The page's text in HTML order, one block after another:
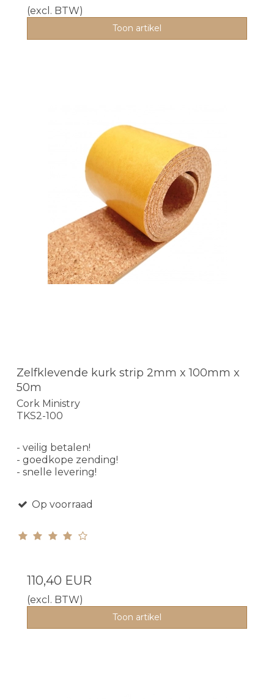
(excl. BTW)
Toon artikel
Zelfklevende kurk strip 2mm x 100mm x
50m
Cork Ministry
TKS2-100
- veilig betalen!
- goedkope zending!
- snelle levering!
Op voorraad
110,40 EUR
(excl. BTW)
Toon artikel